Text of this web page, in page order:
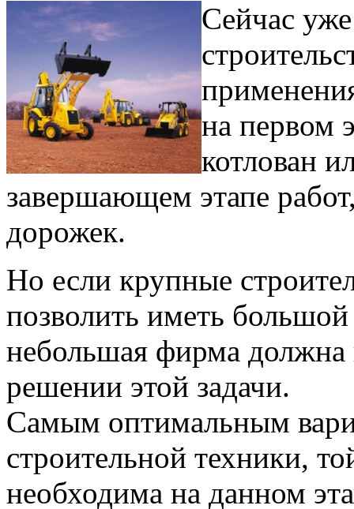
Сейчас уже
на первом
котлован
завершающем этапе
дорожек.
Но если крупные
позволить иметь
небольшая фирма должна
решении этой задачи.
Самым оптимальным
строительной техники,
необходима на данном